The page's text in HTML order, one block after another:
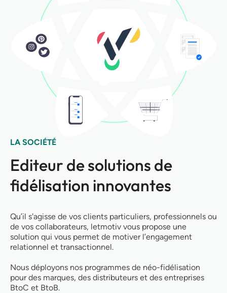
LA SOCIÉTÉ
Editeur de solutions de
fidélisation innovantes
Qu’il s'agisse de vos clients particuliers, professionnels ou
de vos collaborateurs, letmotiv vous propose une
solution qui vous permet de motiver l’engagement
relationnel et transactionnel.
Nous déployons nos programmes de néo-fidélisation
pour des marques, des distributeurs et des entreprises
BtoC et BtoB.